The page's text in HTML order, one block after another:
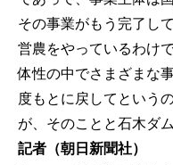
その事業がもう完了し
営農をやっているわけ
体性の中でさまざまな
度もとに戻してという
が、そのことと石木ダ
記者（朝日新聞社）